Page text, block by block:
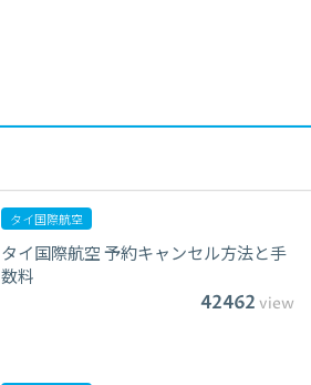
タイ国際航空
タイ国際航空 予約キャンセル方法と手
数料
42462 view